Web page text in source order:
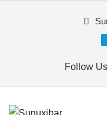
Follow Us